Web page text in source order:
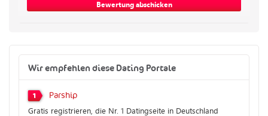
Wir empfehlen diese Dating Portale
1 Parship
Gratis registrieren, die Nr. 1 Datingseite in Deutschland